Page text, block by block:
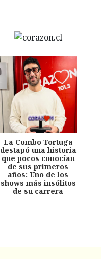
La Combo Tortuga
destapó una historia
que pocos conocían
de sus primeros
años: Uno de los
shows más insólitos
de su carrera